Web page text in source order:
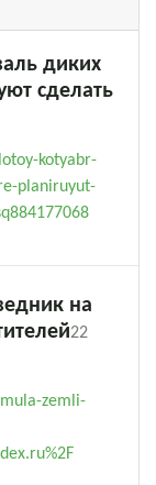
диких
сделать
kotyabr-
planiruyut-
на
22
zemli-